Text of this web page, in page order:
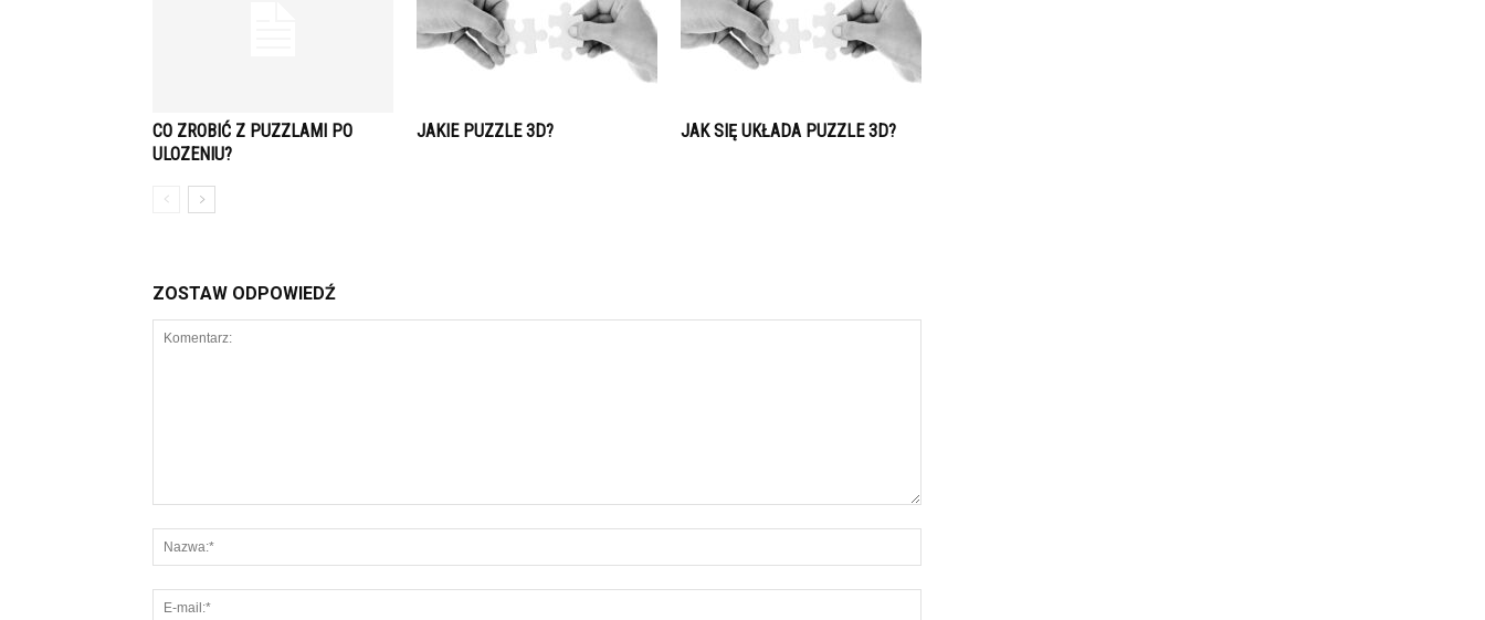
CO ZROBIĆ Z PUZZLAMI PO
ULOZENIU?
JAKIE PUZZLE 3D? JAK SIĘ UKŁADA PUZZLE 3D?
ZOSTAW ODPOWIEDŹ